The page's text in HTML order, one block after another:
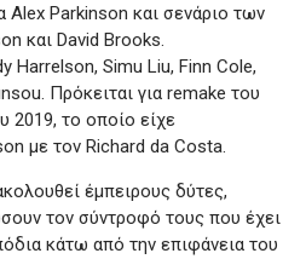
Alex Parkinson και σενάριο των
και David Brooks.
Harrelson, Simu Liu, Finn Cole,
Πρόκειται για remake του
2019, το οποίο είχε
με τον Richard da Costa.
έμπειρους δύτες,
τον σύντροφό τους που έχει
κάτω από την επιφάνεια του